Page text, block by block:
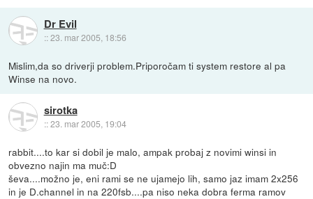
Dr Evil
::23. mar 2005, 18:56
Mislim,da so driverji problem.Priporočam ti system restore al pa
Winse na novo.
sirotka
::23. mar 2005, 19:04
rabbit....to kar si dobil je malo, ampak probaj z novimi winsi in
obvezno najin ma muč:D
ševa....možno je, eni rami se ne ujamejo lih, samo jaz imam 2x256
in je D.channel in na 220fsb....pa niso neka dobra ferma ramov